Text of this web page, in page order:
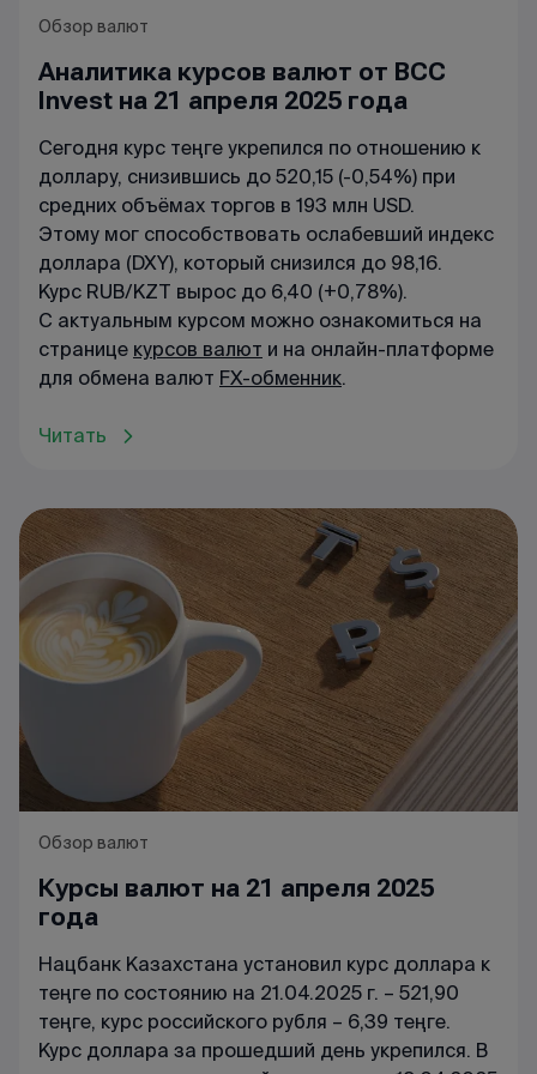
Обзор валют
Аналитика курсов валют от BCC
Invest на 21 апреля 2025 года
Сегодня курс теңге укрепился по отношению к
доллару, снизившись до 520,15 (-0,54%) при
средних объёмах торгов в 193 млн USD.
Этому мог способствовать ослабевший индекс
доллара (DXY), который снизился до 98,16.
Курс RUB/KZT вырос до 6,40 (+0,78%).
С актуальным курсом можно ознакомиться на
странице курсов валют и на онлайн-платформе
для обмена валют FX-обменник.
Читать
Обзор валют
Курсы валют на 21 апреля 2025
года
Нацбанк Казахстана установил курс доллара к
теңге по состоянию на 21.04.2025 г. – 521,90
теңге, курс российского рубля – 6,39 теңге.
Курс доллара за прошедший день укрепился. В